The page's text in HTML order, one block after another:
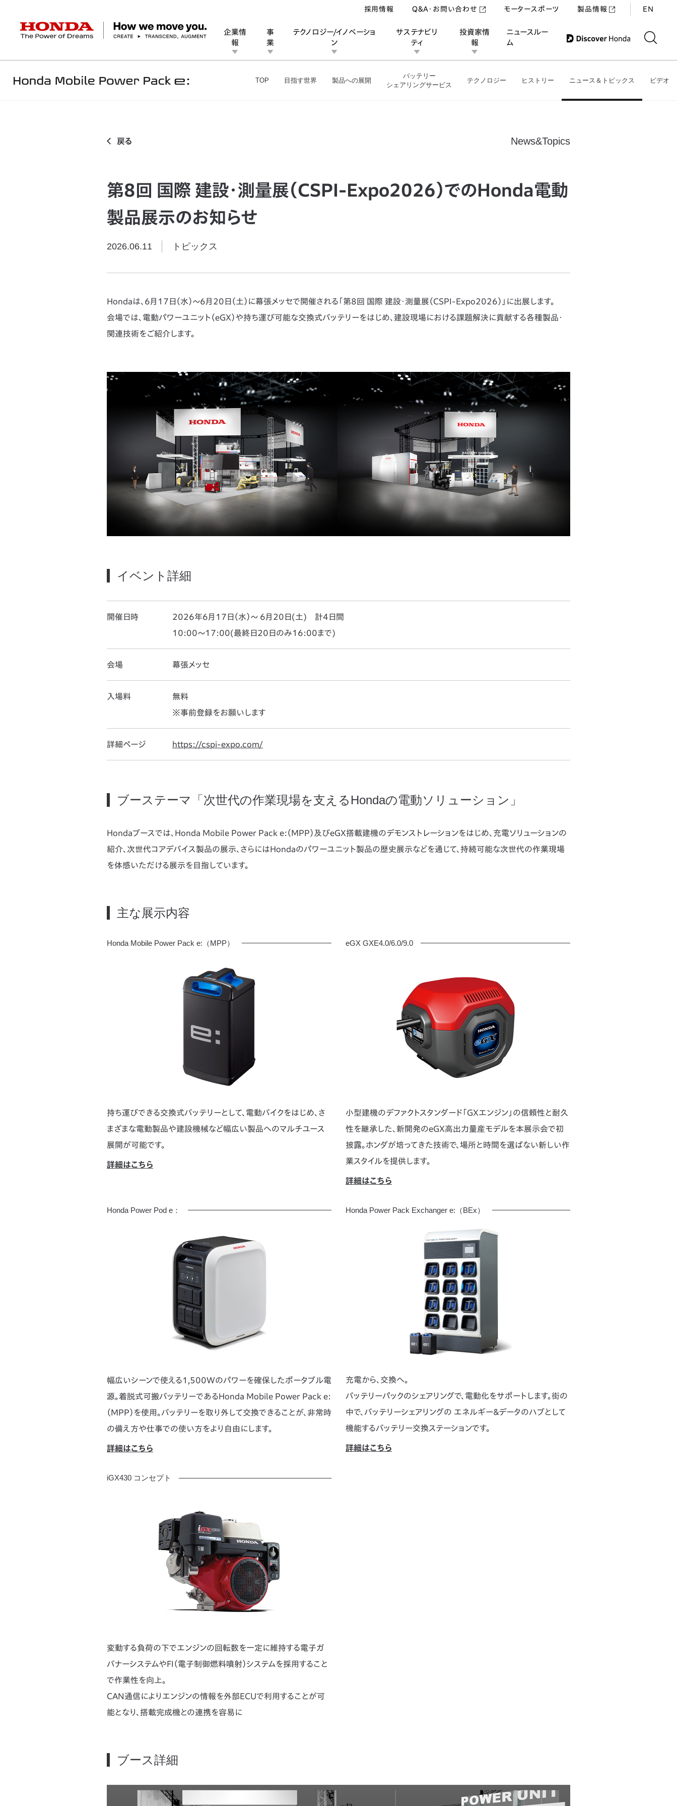
HONDA The Power of Dreams
企業情
報
企業情報 トップ
事
業
事業 トップ
テクノロジー/イノベーショ
ン
テクノロジー/イノベーション トップ
サステナビリ
ティ
サステナビリティ トップ
投資家情
報
投資家情報 トップ
ニュースルー
ム
ニュースルーム
Discover Honda
採用情報 Q&A・お問い合わせ モータースポーツ 製品情報 EN
モバイルパワーパック事業 ニュース＆トピックス
TOP 目指す世界 製品への展開
バッテリー
シェアリングサービス
テクノロジー ヒストリー ニュース＆トピックス ビデオ
戻る News&Topics
第8回 国際 建設・測量展（CSPI-Expo2026）でのHonda電動
製品展示のお知らせ
2026.06.11 トピックス
Hondaは、6月17日（水）～6月20日（土）に幕張メッセで開催される「第8回 国際 建設・測量展（CSPI-Expo2026）」に出展します。
会場では、電動パワーユニット（eGX）や持ち運び可能な交換式バッテリーをはじめ、建設現場における課題解決に貢献する各種製品・
関連技術をご紹介します。
イベント詳細
開催日時
2026年6月17日（水）～ 6月20日(土) 計4日間
10:00～17:00(最終日20日のみ16:00まで)
会場 幕張メッセ
入場料
無料
※事前登録をお願いします
詳細ページ https://cspi-expo.com/
ブーステーマ「次世代の作業現場を支えるHondaの電動ソリューション」
Hondaブースでは、Honda Mobile Power Pack e:（MPP）及びeGX搭載建機のデモンストレーションをはじめ、充電ソリューションの
紹介、次世代コアデバイス製品の展示、さらにはHondaのパワーユニット製品の歴史展示などを通じて、持続可能な次世代の作業現場
を体感いただける展示を目指しています。
主な展示内容
Honda Mobile Power Pack e:（MPP）
持ち運びできる交換式バッテリーとして、電動バイクをはじめ、さ
まざまな電動製品や建設機械など幅広い製品へのマルチユース
展開が可能です。
詳細はこちら
eGX GXE4.0/6.0/9.0
小型建機のデファクトスタンダード「GXエンジン」の信頼性と耐久
性を継承した、新開発のeGX高出力量産モデルを本展示会で初
披露。ホンダが培ってきた技術で、場所と時間を選ばない新しい作
業スタイルを提供します。
詳細はこちら
Honda Power Pod e：
幅広いシーンで使える1,500Wのパワーを確保したポータブル電
源。着脱式可搬バッテリーであるHonda Mobile Power Pack e:
（MPP）を使用。バッテリーを取り外して交換できることが、非常時
の備え方や仕事での使い方をより自由にします。
詳細はこちら
Honda Power Pack Exchanger e:（BEx）
充電から、交換へ。
バッテリーパックのシェアリングで、電動化をサポートします。街の
中で、バッテリーシェアリングの エネルギー＆データのハブとして
機能するバッテリー交換ステーションです。
詳細はこちら
iGX430 コンセプト
変動する負荷の下でエンジンの回転数を一定に維持する電子ガ
バナーシステムやFI（電子制御燃料噴射）システムを採用すること
で作業性を向上。
CAN通信によりエンジンの情報を外部ECUで利用することが可
能となり、搭載完成機との連携を容易に
ブース詳細